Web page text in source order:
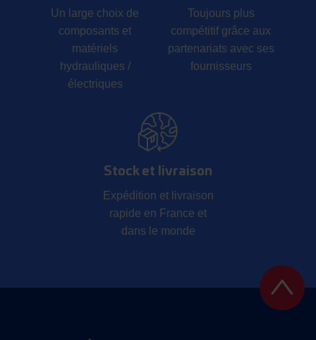
Un large choix de
composants et
matériels
hydrauliques /
électriques
Toujours plus
compétitif grâce aux
partenariats avec ses
fournisseurs
Stock et livraison
Expédition et livraison
rapide en France et
dans le monde